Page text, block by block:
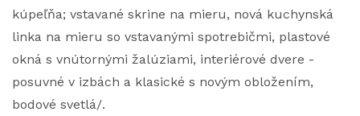
kúpeľňa; vstavané skrine na mieru, nová kuchynská
linka na mieru so vstavanými spotrebičmi, plastové
okná s vnútornými žalúziami, interiérové dvere -
posuvné v izbách a klasické s novým obložením,
bodové svetlá/.